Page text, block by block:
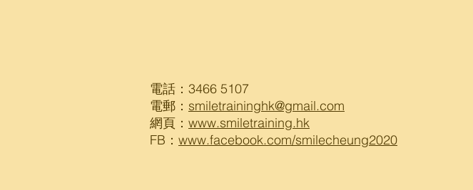
電話：3466 5107
電郵： smiletraininghk@gmail.com
網頁： www.smiletraining.hk
FB： www.facebook.com/smilecheung2020